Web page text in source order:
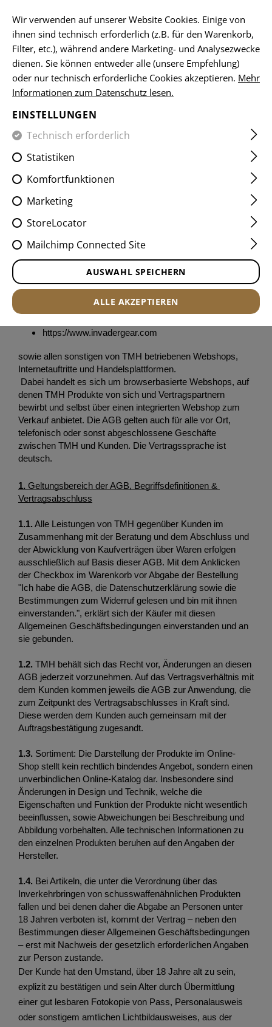
HOME CLAWGEAR AGB
ALLGEMEINE
GESCHÄFTSBEDINGUNGEN
DER TMH TRADING GMBH
Diese Allgemeinen Geschäftsbedingungen sind Grundlage
jedes zwischen der TMH Trading GmbH, FN 325836x,
Ennser Straße 39, 4407 Steyr, Oberösterreich, im Weiteren
geschlossenen Vertrages über den Kauf von Waren über
die von TMH betriebenen Onlineshops
https://www.clawgear.com
https://www.armamat.com
https://www.invadergear.com
sowie allen sonstigen von TMH betriebenen Webshops,
Internetauftritte und Handelsplattformen.
denen TMH Produkte von sich und Vertragspartnern
bewirbt und selbst über einen integrierten Webshop zum
Verkauf anbietet. Die AGB gelten auch für alle vor Ort,
telefonisch oder sonst abgeschlossene Geschäfte
zwischen TMH und Kunden. Die Vertragssprache ist
deutsch.
1. Geltungsbereich der AGB, Begriffsdefinitionen &
Vertragsabschluss
1.1. Alle Leistungen von TMH gegenüber Kunden im
Zusammenhang mit der Beratung und dem Abschluss und
der Abwicklung von Kaufverträgen über Waren erfolgen
ausschließlich auf Basis dieser AGB. Mit dem Anklicken
der Checkbox im Warenkorb vor Abgabe der Bestellung
"Ich habe die AGB, die Datenschutzerklärung sowie die
Bestimmungen zum Widerruf gelesen und bin mit ihnen
einverstanden.", erklärt sich der Käufer mit diesen
Allgemeinen Geschäftsbedingungen einverstanden und an
sie gebunden.
1.2. TMH behält sich das Recht vor, Änderungen an diesen
AGB jederzeit vorzunehmen. Auf das Vertragsverhältnis mit
dem Kunden kommen jeweils die AGB zur Anwendung, die
zum Zeitpunkt des Vertragsabschlusses in Kraft sind.
Diese werden dem Kunden auch gemeinsam mit der
Auftragsbestätigung zugesandt.
1.3. Sortiment: Die Darstellung der Produkte im Online-
Shop stellt kein rechtlich bindendes Angebot, sondern einen
unverbindlichen Online-Katalog dar. Insbesondere sind
Änderungen in Design und Technik, welche die
Eigenschaften und Funktion der Produkte nicht wesentlich
beeinflussen, sowie Abweichungen bei Beschreibung und
Abbildung vorbehalten. Alle technischen Informationen zu
den einzelnen Produkten beruhen auf den Angaben der
Hersteller.
1.4. Bei Artikeln, die unter die Verordnung über das
Inverkehrbringen von schusswaffenähnlichen Produkten
fallen und bei denen daher die Abgabe an Personen unter
18 Jahren verboten ist, kommt der Vertrag – neben den
Bestimmungen dieser Allgemeinen Geschäftsbedingungen
– erst mit Nachweis der gesetzlich erforderlichen Angaben
zur Person zustande.
Der Kunde hat den Umstand, über 18 Jahre alt zu sein,
explizit zu bestätigen und sein Alter durch Übermittlung
einer gut lesbaren Fotokopie von Pass, Personalausweis
oder sonstigem amtlichen Lichtbildausweises, aus der
Wir verwenden auf unserer Website Cookies. Einige von
ihnen sind technisch erforderlich (z.B. für den Warenkorb,
Filter, etc.), während andere Marketing- und Analysezwecke
dienen. Sie können entweder alle (unsere Empfehlung)
oder nur technisch erforderliche Cookies akzeptieren. Mehr
Informationen zum Datenschutz lesen.
EINSTELLUNGEN
Technisch erforderlich
Statistiken
Komfortfunktionen
Marketing
StoreLocator
Mailchimp Connected Site
AUSWAHL SPEICHERN
ALLE AKZEPTIEREN